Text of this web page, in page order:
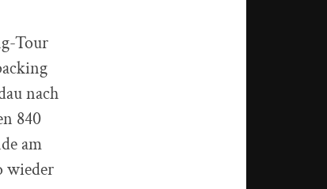
Tour
nach
840
am
wieder